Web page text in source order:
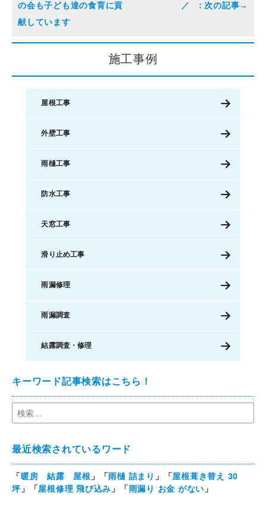
の会も子ども達の食育に貢
献しています
／
施工事例
屋根工事
外壁工事
雨樋工事
防水工事
天窓工事
滑り止め工事
雨漏修理
雨漏調査
結露調査・修理
キーワード記事検索はこちら！
最近検索されているワード
「暖房 結露 屋根 」「雨樋 詰まり 」「屋根葺き替え 30
坪」「屋根修理 飛び込み 」「雨漏り お金 がない 」